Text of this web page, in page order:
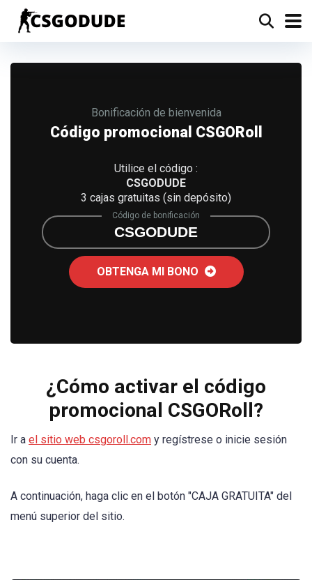
Bonificación de bienvenida
Código promocional CSGORoll
Utilice el código :
CSGODUDE
3 cajas gratuitas (sin depósito)
Código de bonificación
CSGODUDE
OBTENGA MI BONO
¿Cómo activar el código
promocional CSGORoll?
Ir a el sitio web csgoroll.com y regístrese o inicie sesión
con su cuenta.
A continuación, haga clic en el botón "CAJA GRATUITA" del
menú superior del sitio.